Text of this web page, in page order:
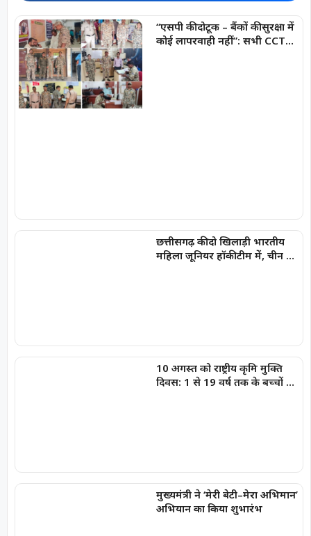
“एसपी की दोटूक – बैंकों की सुरक्षा में
कोई लापरवाही नहीं”: सभी CCTV
छत्तीसगढ़ की दो खिलाड़ी भारतीय
महिला जूनियर हॉकी टीम में, चीन में
10 अगस्त को राष्ट्रीय कृमि मुक्ति
दिवस: 1 से 19 वर्ष तक के बच्चों को
मुख्यमंत्री ने ‘मेरी बेटी–मेरा अभिमान’
अभियान का किया शुभारंभ